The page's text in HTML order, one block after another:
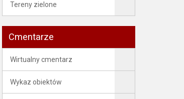
Tereny zielone
Cmentarze
Wirtualny cmentarz
Wykaz obiektów